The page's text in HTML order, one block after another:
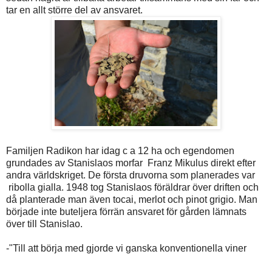
tar en allt större del av ansvaret.
Familjen Radikon har idag c a 12 ha och egendomen
grundades av Stanislaos morfar Franz Mikulus direkt efter
andra världskriget. De första druvorna som planerades var
ribolla gialla. 1948 tog Stanislaos föräldrar över driften och
då planterade man även tocai, merlot och pinot grigio. Man
började inte buteljera förrän ansvaret för gården lämnats
över till Stanislao.
-"Till att börja med gjorde vi ganska konventionella viner